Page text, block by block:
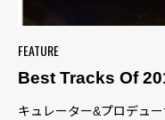
FEATURE
Best Tracks Of
キュレーター&プロデュ